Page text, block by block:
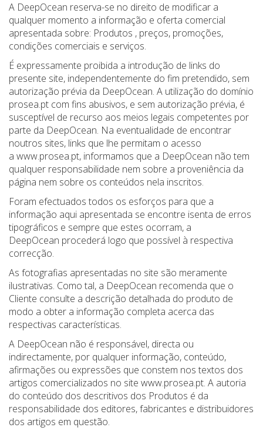
A DeepOcean reserva-se no direito de modificar a
qualquer momento a informação e oferta comercial
apresentada sobre: Produtos , preços, promoções,
condições comerciais e serviços.
É expressamente proibida a introdução de links do
presente site, independentemente do fim pretendido, sem
autorização prévia da DeepOcean. A utilização do domínio
prosea.pt com fins abusivos, e sem autorização prévia, é
susceptível de recurso aos meios legais competentes por
parte da DeepOcean. Na eventualidade de encontrar
noutros sites, links que lhe permitam o acesso
a www.prosea.pt, informamos que a DeepOcean não tem
qualquer responsabilidade nem sobre a proveniência da
página nem sobre os conteúdos nela inscritos.
Foram efectuados todos os esforços para que a
informação aqui apresentada se encontre isenta de erros
tipográficos e sempre que estes ocorram, a
DeepOcean procederá logo que possível à respectiva
correcção.
As fotografias apresentadas no site são meramente
ilustrativas. Como tal, a DeepOcean recomenda que o
Cliente consulte a descrição detalhada do produto de
modo a obter a informação completa acerca das
respectivas características.
A DeepOcean não é responsável, directa ou
indirectamente, por qualquer informação, conteúdo,
afirmações ou expressões que constem nos textos dos
artigos comercializados no site www.prosea.pt. A autoria
do conteúdo dos descritivos dos Produtos é da
responsabilidade dos editores, fabricantes e distribuidores
dos artigos em questão.